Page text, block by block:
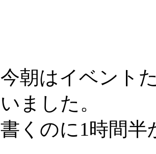
今朝はイベント
いました。
書くのに1時間半